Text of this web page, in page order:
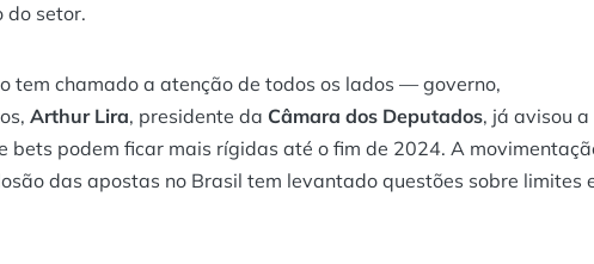
do setor.
tem chamado a atenção de todos os lados — governo,
Arthur Lira, presidente da Câmara dos Deputados, já avisou a
podem ficar mais rígidas até o fim de 2024. A
das apostas no Brasil tem levantado questões sobre limites